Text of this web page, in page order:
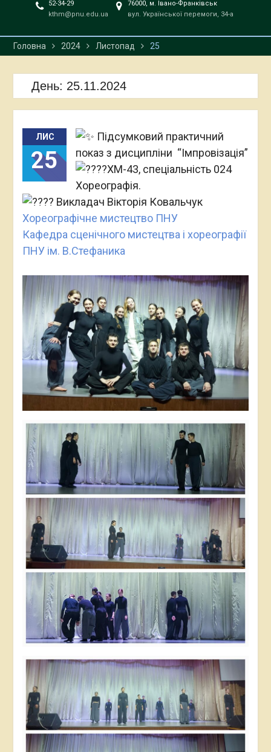
52-34-29
kthm@pnu.edu.ua
76000, м. Івано-Франківськ
вул. Української перемоги, 34-а
Головна 2024 Листопад 25
День: 25.11.2024
ЛИС
25
Підсумковий практичний
показ з дисципліни “Імпровізація”
ХМ-43, спеціальність 024
Хореографія.
Викладач Вікторія Ковальчук
Хореографічне мистецтво ПНУ
Кафедра сценічного мистецтва і хореографії
ПНУ ім. В.Стефаника